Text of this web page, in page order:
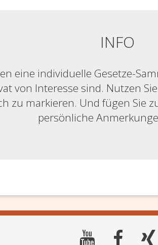
INFO
eine individuelle Gesetze-
von Interesse sind. Nutzen
zu markieren. Und fügen Sie
persönliche